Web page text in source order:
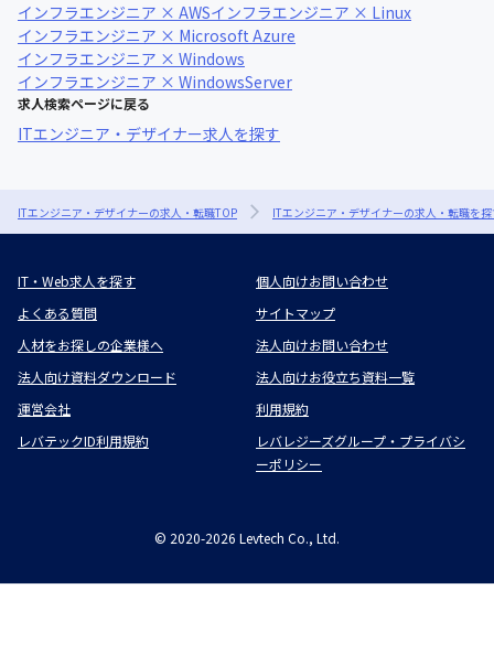
インフラエンジニア × AWSインフラエンジニア × Linux
インフラエンジニア × Microsoft Azure
インフラエンジニア × Windows
インフラエンジニア × WindowsServer
求人検索ページに戻る
ITエンジニア・デザイナー求人を探す
ITエンジニア・デザイナーの求人・転職TOP ITエンジニア・デザイナーの求人・転職を
IT・Web求人を探す
個人向けお問い合わせ
よくある質問
サイトマップ
人材をお探しの企業様へ
法人向けお問い合わせ
法人向け資料ダウンロード
法人向けお役立ち資料一覧
運営会社
利用規約
レバテックID利用規約
レバレジーズグループ・プライバシ
ーポリシー
© 2020-2026 Levtech Co., Ltd.